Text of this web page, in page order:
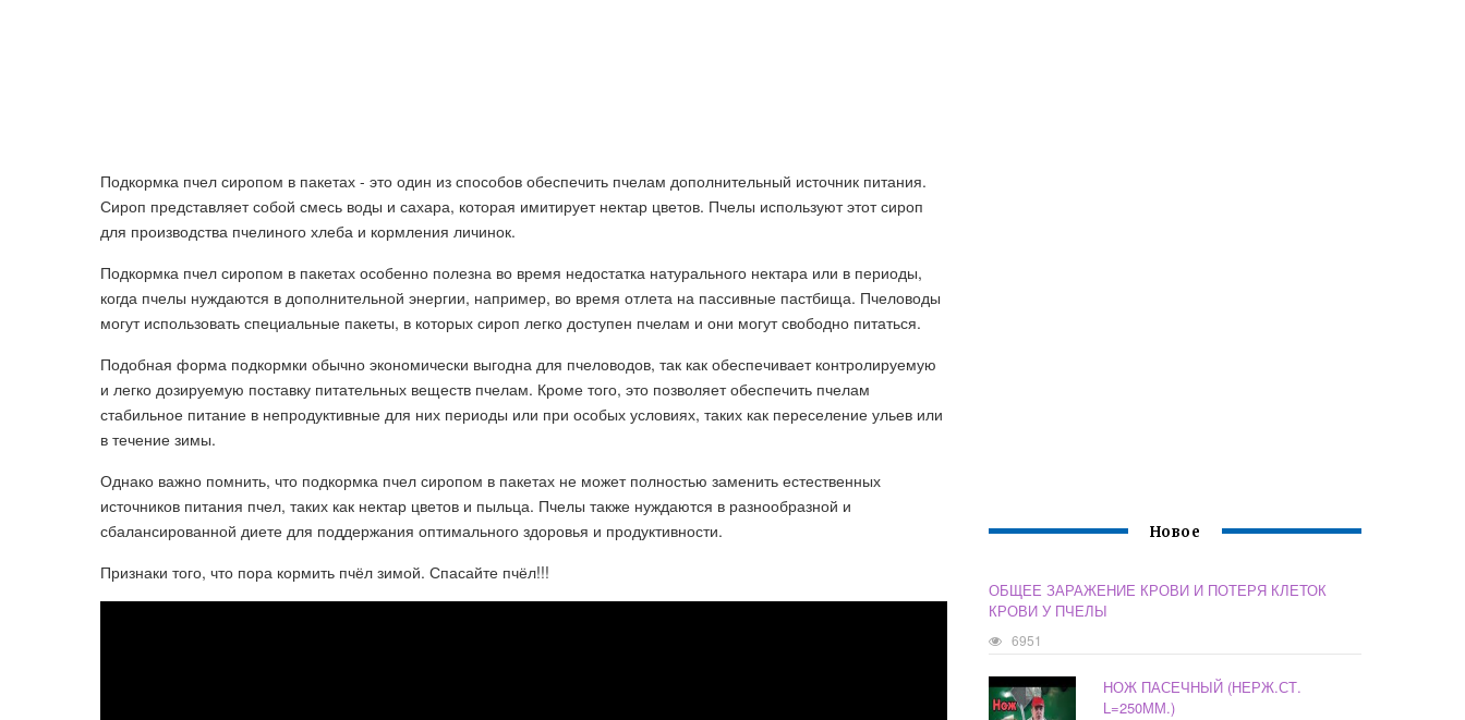
Подкормка пчел сиропом в пакетах - это один из способов обеспечить пчелам дополнительный источник питания.
Сироп представляет собой смесь воды и сахара, которая имитирует нектар цветов. Пчелы используют этот сироп
для производства пчелиного хлеба и кормления личинок.
Подкормка пчел сиропом в пакетах особенно полезна во время недостатка натурального нектара или в периоды,
когда пчелы нуждаются в дополнительной энергии, например, во время отлета на пассивные пастбища. Пчеловоды
могут использовать специальные пакеты, в которых сироп легко доступен пчелам и они могут свободно питаться.
Подобная форма подкормки обычно экономически выгодна для пчеловодов, так как обеспечивает контролируемую
и легко дозируемую поставку питательных веществ пчелам. Кроме того, это позволяет обеспечить пчелам
стабильное питание в непродуктивные для них периоды или при особых условиях, таких как переселение ульев или
в течение зимы.
Однако важно помнить, что подкормка пчел сиропом в пакетах не может полностью заменить естественных
источников питания пчел, таких как нектар цветов и пыльца. Пчелы также нуждаются в разнообразной и
сбалансированной диете для поддержания оптимального здоровья и продуктивности.
Признаки того, что пора кормить пчёл зимой. Спасайте пчёл!!!
Новое
ОБЩЕЕ ЗАРАЖЕНИЕ КРОВИ И ПОТЕРЯ КЛЕТОК
КРОВИ У ПЧЕЛЫ
6951
НОЖ ПАСЕЧНЫЙ (НЕРЖ.СТ.
L=250ММ.)